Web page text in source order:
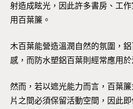
射造成眩光，因此許多書房、工
用百葉簾。
木百葉能營造溫潤自然的氛圍，
感，而防水塑鋁百葉則經常應用於
然而，若以遮光能力而言，百葉
片之間必須保留活動空間，因此